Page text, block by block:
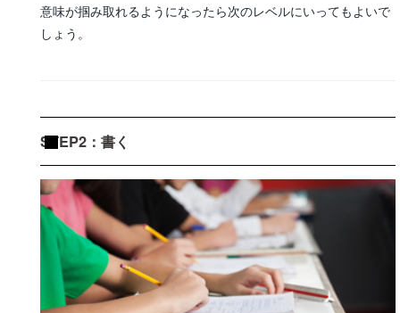
意味が掴み取れるようになったら次のレベルにいってもよいで
しょう。
STEP2：書く